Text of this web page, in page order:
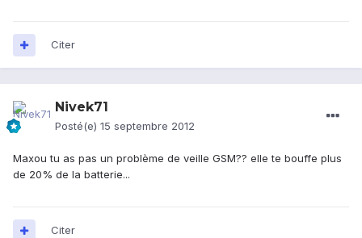
Citer
Nivek71
Posté(e) 15 septembre 2012
Maxou tu as pas un problème de veille GSM?? elle te bouffe plus
de 20% de la batterie...
Citer